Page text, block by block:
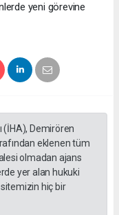
yeni görevine
(İHA), Demirören
eklenen tüm
olmadan ajans
yer alan hukuki
hiç bir